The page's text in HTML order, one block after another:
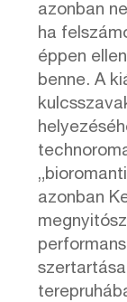
azonban
ha
éppen
benne. A
azonban